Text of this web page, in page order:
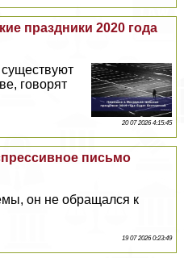
праздники 2020 года
говорят
20 07 2026 4:15:45
письмо
он не обращался к
19 07 2026 0:23:49